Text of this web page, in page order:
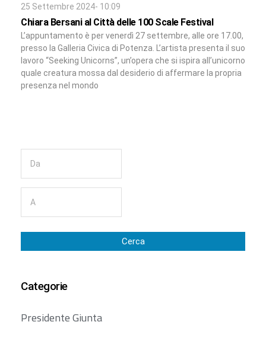
25 Settembre 2024- 10:09
Chiara Bersani al Città delle 100 Scale Festival
L’appuntamento è per venerdì 27 settembre, alle ore 17.00,
presso la Galleria Civica di Potenza. L’artista presenta il suo
lavoro “Seeking Unicorns”, un’opera che si ispira all’unicorno
quale creatura mossa dal desiderio di affermare la propria
presenza nel mondo
Cerca
Categorie
Presidente Giunta